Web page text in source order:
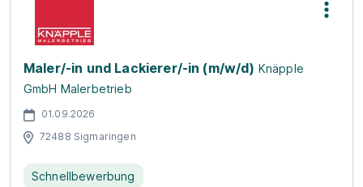
Maler/-in und Lackierer/-in (m/w/d) Knäpple
GmbH Malerbetrieb
01.09.2026
72488 Sigmaringen
Schnellbewerbung